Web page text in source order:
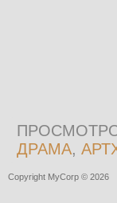
ДРАМА,
Copyright MyCorp © 2026